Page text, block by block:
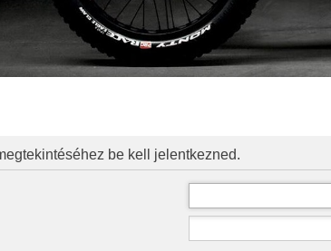
be kell jelentkezned.